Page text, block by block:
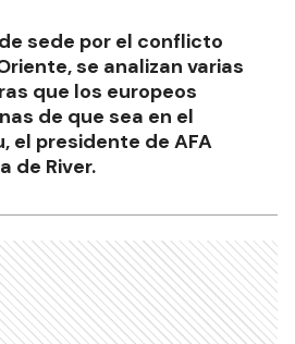
sede por el conflicto
se analizan varias
que los europeos
de River.